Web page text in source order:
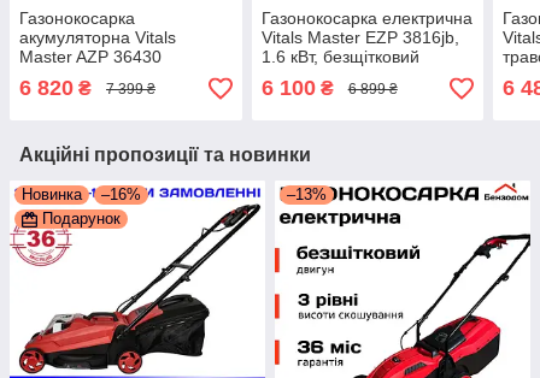
Газонокосарка
акумуляторна Vitals
Master AZP 36430
висоти (без АКБ і ЗП)
6 820 ₴ 7 399 ₴
Газонокосарка електрична
Vitals Master EZP 3816jb,
1.6 кВт, безщітковий
БЕЗКОШТОВНА
6 100₴ 6 899 ₴ 6
Акційні пропозиції та новинки
Новинка
–16%
Подарунок
–13%